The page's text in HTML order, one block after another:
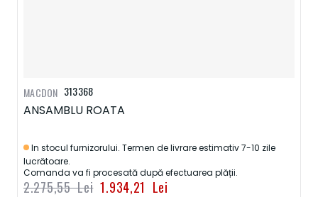
313368
ANSAMBLU ROATA
In stocul furnizorului. Termen de livrare estimativ 7-10 zile
lucrătoare.
Comanda va fi procesată după efectuarea plății.
1.934,21 Lei
2.275,55 Lei
MACDON